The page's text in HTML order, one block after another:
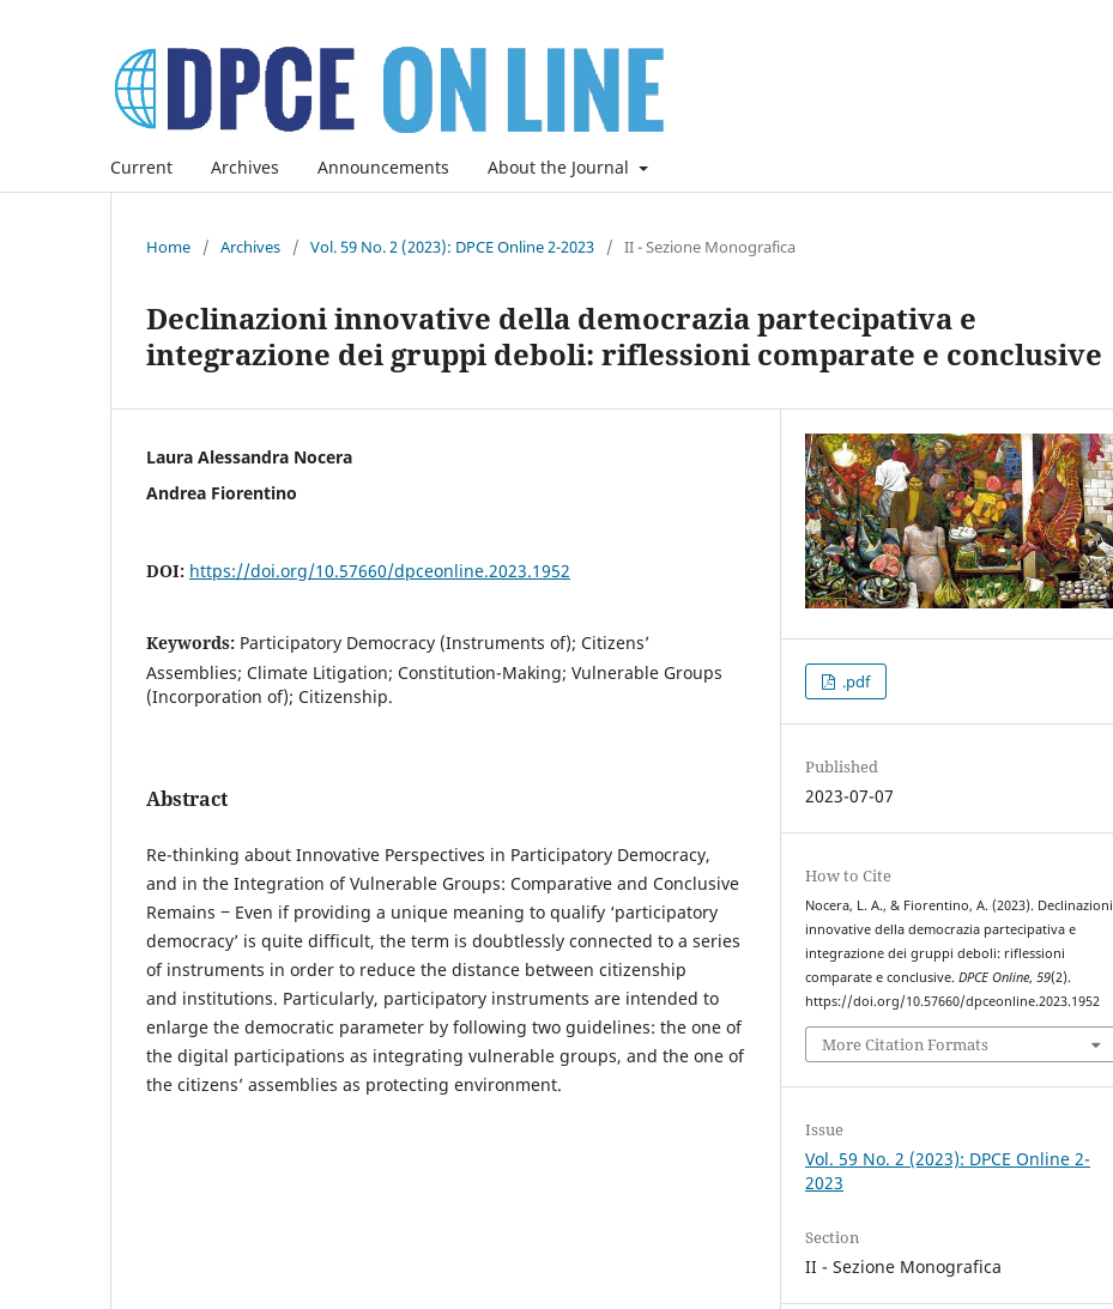
Current Archives Announcements About the Journal
Home / Archives / Vol. 59 No. 2 (2023): DPCE Online 2-2023 / II - Sezione Monografica
Declinazioni innovative della democrazia partecipativa e
integrazione dei gruppi deboli: riflessioni comparate e conclusive
Laura Alessandra Nocera
Andrea Fiorentino
DOI: https://doi.org/10.57660/dpceonline.2023.1952
Keywords: Participatory Democracy (Instruments of); Citizens’
Assemblies; Climate Litigation; Constitution-Making; Vulnerable Groups
(Incorporation of); Citizenship.
Abstract
Re-thinking about Innovative Perspectives in Participatory Democracy,
and in the Integration of Vulnerable Groups: Comparative and Conclusive
Remains ‒ Even if providing a unique meaning to qualify ‘participatory
democracy’ is quite difficult, the term is doubtlessly connected to a series
of instruments in order to reduce the distance between citizenship
and institutions. Particularly, participatory instruments are intended to
enlarge the democratic parameter by following two guidelines: the one of
the digital participations as integrating vulnerable groups, and the one of
the citizens’ assemblies as protecting environment.
.pdf
Published
2023-07-07
How to Cite
Nocera, L. A., & Fiorentino, A. (2023). Declinazioni
innovative della democrazia partecipativa e
integrazione dei gruppi deboli: riflessioni
comparate e conclusive.DPCE Online,59(2).
https://doi.org/10.57660/dpceonline.2023.1952
More Citation Formats
Issue
Vol. 59 No. 2 (2023): DPCE Online 2-
2023
Section
II - Sezione Monografica